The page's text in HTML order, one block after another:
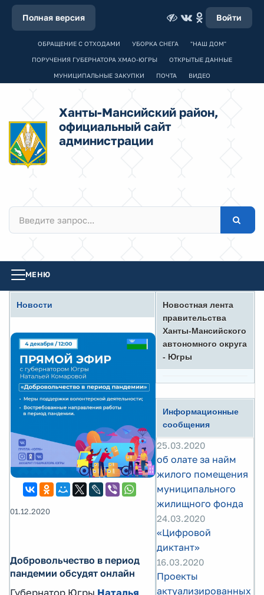
Полная версия Войти
ОБРАЩЕНИЕ С ОТХОДАМИ УБОРКА СНЕГА "НАШ ДОМ"
ПОРУЧЕНИЯ ГУБЕРНАТОРА ХМАО-ЮГРЫ ОТКРЫТЫЕ ДАННЫЕ
МУНИЦИПАЛЬНЫЕ ЗАКУПКИ ПОЧТА ВИДЕО
Ханты-Мансийский район,
официальный сайт
администрации
МЕНЮ
Новости
01.12.2020
Добровольчество в период
пандемии обсудят онлайн
Губернатор Югры Наталья
Новостная лента
правительства
Ханты-Мансийского
автономного округа
- Югры
Информационные
сообщения
25.03.2020
об олате за найм
жилого помещения
муниципального
жилищного фонда
24.03.2020
«Цифровой
диктант»
16.03.2020
Проекты
актуализированных